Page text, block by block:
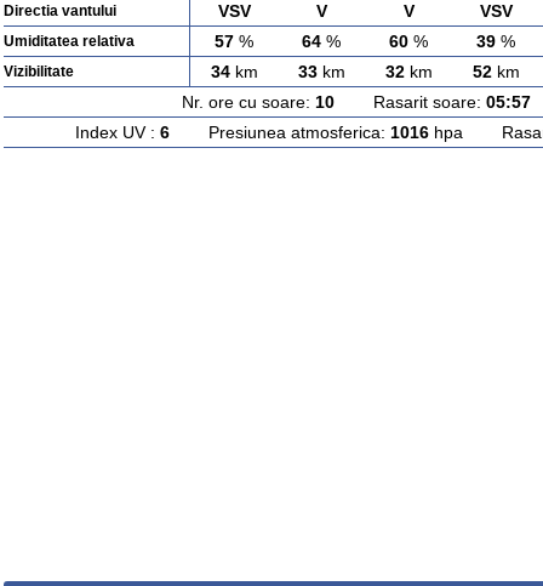
Directia vantului VSV V V VSV
Umiditatea relativa 57 % 64 % 60 % 39 %
Vizibilitate 34km 33km 32km 52km
Nr. ore cu soare: 10Rasarit soare: 05:57
Index UV : 6Presiunea atmosferica: 1016hpa